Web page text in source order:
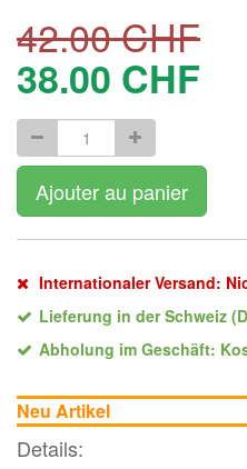
42.00CHF
38.00 CHF
Ajouter au panier
Internationaler Versand:
Lieferung in der Schweiz
Abholung im Geschäft:
Neu Artikel
Details: